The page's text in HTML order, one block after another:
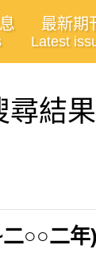
最新期
Latest
尋結果
○○二年)